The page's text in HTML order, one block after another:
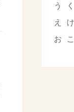
う
え
お
く
け
こ